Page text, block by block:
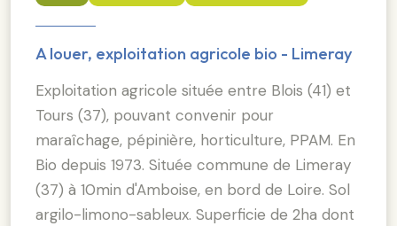
A louer, exploitation agricole bio - Limeray
Exploitation agricole située entre Blois (41) et
Tours (37), pouvant convenir pour
maraîchage, pépinière, horticulture, PPAM. En
Bio depuis 1973. Située commune de Limeray
(37) à 10min d'Amboise, en bord de Loire. Sol
argilo-limono-sableux. Superficie de 2ha dont